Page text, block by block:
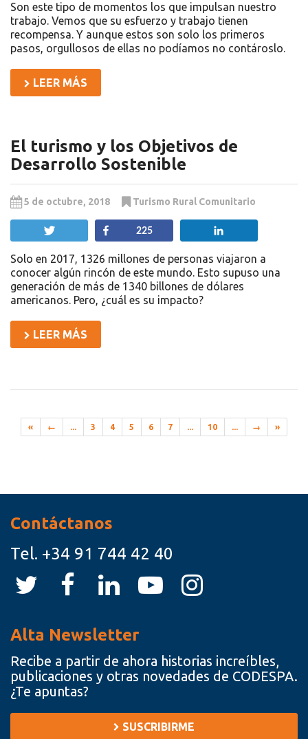
Son este tipo de momentos los que impulsan nuestro
trabajo. Vemos que su esfuerzo y trabajo tienen
recompensa. Y aunque estos son solo los primeros
pasos, orgullosos de ellas no podíamos no contároslo.
LEER MÁS
El turismo y los Objetivos de
Desarrollo Sostenible
5 de octubre, 2018 Turismo Rural Comunitario
Compartir
225
Solo en 2017, 1326 millones de personas viajaron a
conocer algún rincón de este mundo. Esto supuso una
generación de más de 1340 billones de dólares
americanos. Pero, ¿cuál es su impacto?
LEER MÁS
« ← ... 3 4 5 6 7 ... 10 ... → »
Contáctanos
Tel. +34 91 744 42 40
Alta Newsletter
Recibe a partir de ahora historias increíbles,
publicaciones y otras novedades de CODESPA.
¿Te apuntas?
SUSCRIBIRME